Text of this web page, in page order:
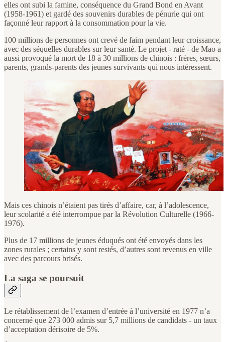
elles ont subi la famine, conséquence du Grand Bond en Avant
(1958-1961) et gardé des souvenirs durables de pénurie qui ont
façonné leur rapport à la consommation pour la vie.
100 millions de personnes ont crevé de faim pendant leur croissance,
avec des séquelles durables sur leur santé. Le projet - raté - de Mao a
aussi provoqué la mort de 18 à 30 millions de chinois : frères, sœurs,
parents, grands-parents des jeunes survivants qui nous intéressent.
Mais ces chinois n’étaient pas tirés d’affaire, car, à l’adolescence,
leur scolarité a été interrompue par la Révolution Culturelle (1966-
1976).
Plus de 17 millions de jeunes éduqués ont été envoyés dans les
zones rurales ; certains y sont restés, d’autres sont revenus en ville
avec des parcours brisés.
La saga se poursuit
Le rétablissement de l’examen d’entrée à l’université en 1977 n’a
concerné que 273 000 admis sur 5,7 millions de candidats - un taux
d’acceptation dérisoire de 5%.